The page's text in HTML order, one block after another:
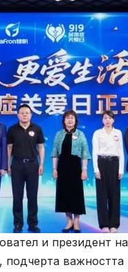
и президент
подчерта